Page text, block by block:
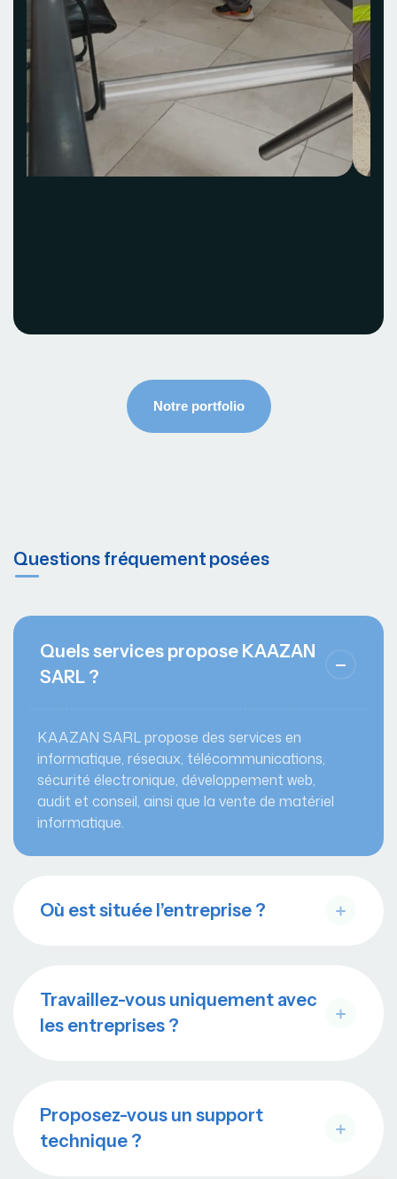
Voir le projet
Questions fréquement posées
Quels services propose KAAZAN
SARL ?
KAAZAN SARL propose des services en
informatique, réseaux, télécommunications,
sécurité électronique, développement web,
audit et conseil, ainsi que la vente de matériel
informatique.
Où est située l’entreprise ?
Travaillez-vous uniquement avec
les entreprises ?
Proposez-vous un support
technique ?